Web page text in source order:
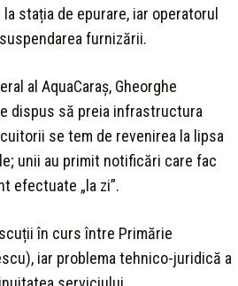
stația de epurare, iar operatorul
furnizării.
al AquaCaraș, Gheorghe
dispus să preia infrastructura
se tem de revenirea la lipsa
unii au primit notificări care fac
efectuate „la zi”.
în curs între Primărie
iar problema tehnico-juridică a